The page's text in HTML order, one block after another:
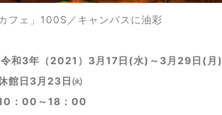
フェ 」100S／キャンバスに油彩
令和3年（2021）3月17日(水)～3月29日(月)
3月23日㈫
00～18：00